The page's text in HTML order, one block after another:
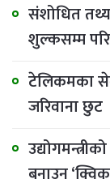
संशोधित
शुल्कसम्म
टेलिकमका
जरिवाना छुट
बनाउन